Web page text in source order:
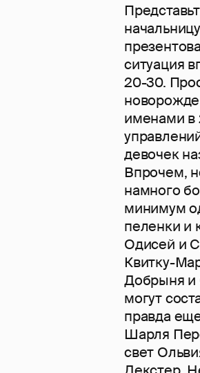
ситуация
20-30.
именами в
девочек
Впрочем,
намного
минимум
пеленки и
Одисей и
Квитку-
Добрыня и
могут
правда
Шарля
свет